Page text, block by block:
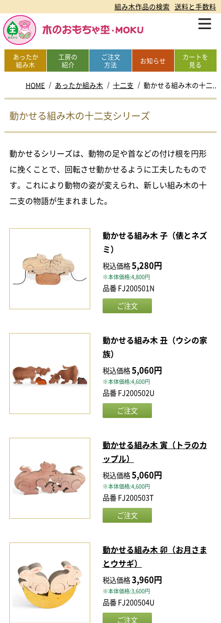
組み木作品の検索 送料と手数料
あったか
組み木
工房の
紹介
ご注文
方法
お知らせ
カートを
見る
HOME あったか組み木 十二支 動かせる組み木の十二..
動かせる組み木の十二支シリーズ
動かせるシリーズは、動物の足や首などの付け根を円形
に挽くことで、回転させ動かせるように工夫したもので
す。これにより動物の姿が変えられ、新しい組み木の十
二支の物語が生まれました。
動かせる組み木 子（俵とネズ
ミ）
税込価格5,280円
※本体価格:4,800円
品番 FJ200501N
動かせる組み木 丑（ウシの家
族）
税込価格5,060円
※本体価格:4,600円
品番 FJ200502U
動かせる組み木 寅（トラのカ
ップル）
税込価格5,060円
※本体価格:4,600円
品番 FJ200503T
動かせる組み木 卯（お月さま
とウサギ）
税込価格3,960円
※本体価格:3,600円
品番 FJ200504U